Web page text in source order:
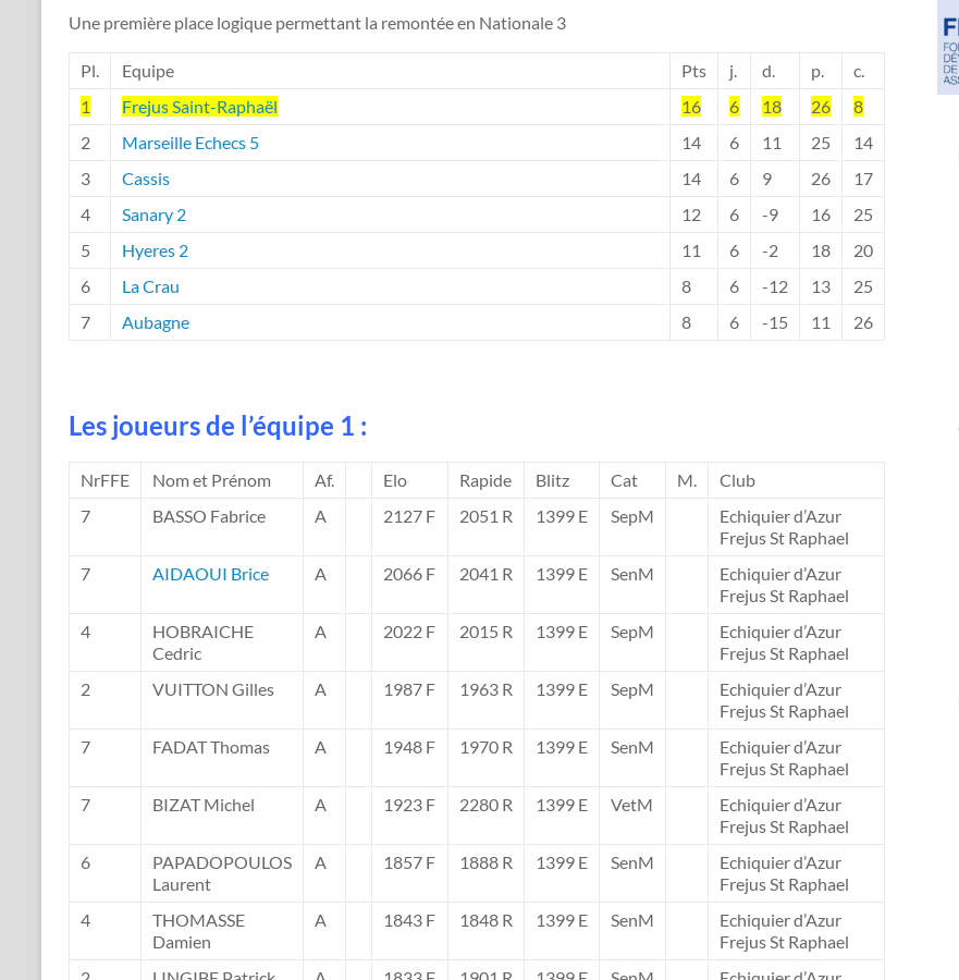
Une première place logique permettant la remontée en Nationale 3
Pl. Equipe Pts j. d. p.
c.
1
Frejus Saint-Raphaël 16 6 18 26
8
2
Marseille Echecs 5 14 6 11 25
14
3
Cassis 14 6 9 26
17
4
Sanary 2 12 6 -9 16
25
5
Hyeres 2 11 6 -2 18
20
6
La Crau 8 6 -12 13
25
7
Aubagne 8 6 -15 11 26
Les joueurs de l’équipe 1 :
NrFFE Nom et Prénom Af. Elo Rapide Blitz Cat M.
Club
7
BASSO Fabrice A 2127 F 2051 R 1399 E SepM
Echiquier d’Azur
Frejus St Raphael
7
AIDAOUI Brice A 2066 F 2041 R 1399 E SenM
Echiquier d’Azur
Frejus St Raphael
4
HOBRAICHE
Cedric
A 2022 F 2015 R 1399 E SepM
Echiquier d’Azur
Frejus St Raphael
2
VUITTON Gilles A 1987 F 1963 R 1399 E SepM
Echiquier d’Azur
Frejus St Raphael
7
FADAT Thomas A 1948 F 1970 R 1399 E SenM
Echiquier d’Azur
Frejus St Raphael
7
BIZAT Michel A 1923 F 2280 R 1399 E VetM
Echiquier d’Azur
Frejus St Raphael
6
PAPADOPOULOS
Laurent
A 1857 F 1888 R 1399 E SenM
Echiquier d’Azur
Frejus St Raphael
4
THOMASSE
Damien
A 1843 F 1848 R 1399 E SenM
Echiquier d’Azur
Frejus St Raphael